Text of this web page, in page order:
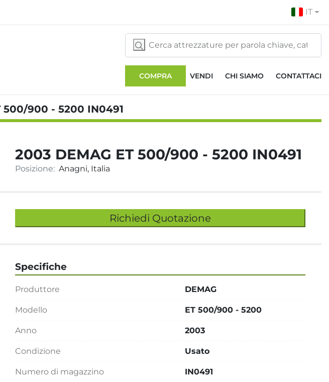
IT
COMPRA VENDI CHI SIAMO CONTATTACI
500/900 - 5200 IN0491
2003 DEMAG ET 500/900 - 5200 IN0491
Posizione: Anagni, Italia
Richiedi Quotazione
Specifiche
Produttore DEMAG
Modello ET 500/900 - 5200
Anno 2003
Condizione Usato
Numero di magazzino IN0491